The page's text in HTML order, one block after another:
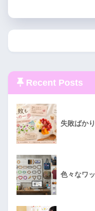
Recent Posts
失敗ばか
色々なワ